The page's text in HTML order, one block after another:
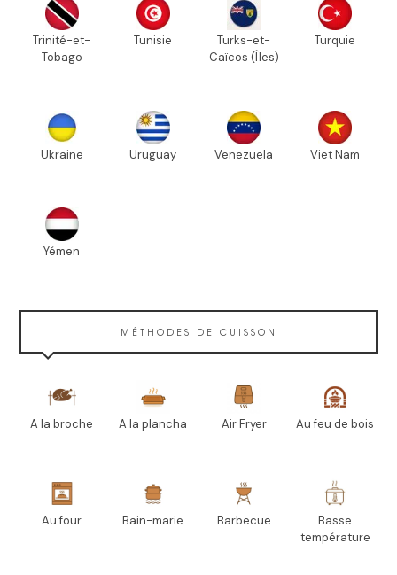
Trinité-et-
Tobago
Tunisie
Turks-et-
Caïcos (Îles)
Turquie
Ukraine Uruguay Venezuela Viet Nam
Yémen
MÉTHODES DE CUISSON
A la broche A la plancha Air Fryer Au feu de bois
Au four Bain-marie Barbecue
Basse
température